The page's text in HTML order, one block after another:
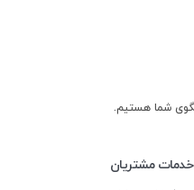
خدمات مشتریان